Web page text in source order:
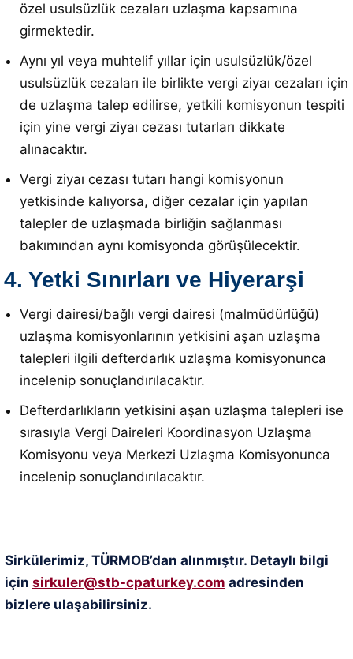
özel usulsüzlük cezaları uzlaşma kapsamına
girmektedir.
Aynı yıl veya muhtelif yıllar için usulsüzlük/özel
usulsüzlük cezaları ile birlikte vergi ziyaı cezaları için
de uzlaşma talep edilirse, yetkili komisyonun tespiti
için yine vergi ziyaı cezası tutarları dikkate
alınacaktır.
Vergi ziyaı cezası tutarı hangi komisyonun
yetkisinde kalıyorsa, diğer cezalar için yapılan
talepler de uzlaşmada birliğin sağlanması
bakımından aynı komisyonda görüşülecektir.
4. Yetki Sınırları ve Hiyerarşi
Vergi dairesi/bağlı vergi dairesi (malmüdürlüğü)
uzlaşma komisyonlarının yetkisini aşan uzlaşma
talepleri ilgili defterdarlık uzlaşma komisyonunca
incelenip sonuçlandırılacaktır.
Defterdarlıkların yetkisini aşan uzlaşma talepleri ise
sırasıyla Vergi Daireleri Koordinasyon Uzlaşma
Komisyonu veya Merkezi Uzlaşma Komisyonunca
incelenip sonuçlandırılacaktır.
Sirkülerimiz, TÜRMOB’dan alınmıştır. Detaylı bilgi
için sirkuler@stb-cpaturkey.com adresinden
bizlere ulaşabilirsiniz.